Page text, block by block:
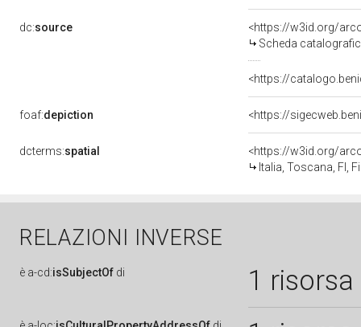
dc:source
<https://w3id.org/
Scheda
<https://
foaf:depiction <https://
dcterms:spatial
<https://w3id.org/
Italia, Toscana, FI,
RELAZIONI INVERSE
è a-cd:isSubjectOf di 1 risorsa